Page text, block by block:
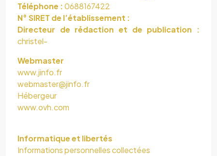
Téléphone :0688167422
N° SIRET de l’établissement :
Directeur de rédaction et de publication :
christel-
Webmaster
www.jinfo.fr
webmaster@jinfo.fr
Hébergeur
www.ovh.com
Informatique et libertés
Informations personnelles collectées